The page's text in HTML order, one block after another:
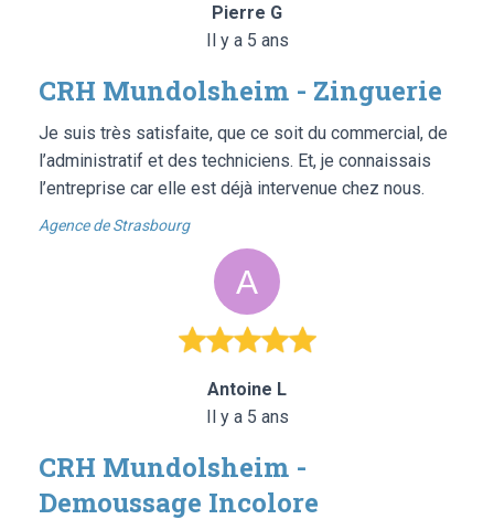
Pierre G
Il y a 5 ans
CRH Mundolsheim - Zinguerie
Je suis très satisfaite, que ce soit du commercial, de
l’administratif et des techniciens. Et, je connaissais
l’entreprise car elle est déjà intervenue chez nous.
Agence de Strasbourg
Antoine L
Il y a 5 ans
CRH Mundolsheim -
Demoussage Incolore